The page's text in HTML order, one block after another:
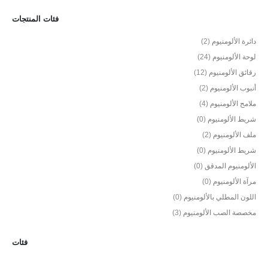
فئات المنتجات
دائرة الألومنيوم (2)
لوحة الألومنيوم (24)
رقائق الألومنيوم (12)
أنبوب الألومنيوم (2)
ملامح الألومنيوم (4)
شريط الألومنيوم (0)
ملف الألومنيوم (2)
شريط الألومنيوم (0)
الألومنيوم المدقق (0)
مرآة الألومنيوم (0)
اللون المطلي بالألومنيوم (0)
مخصصة الصب الألومنيوم (3)
فئات